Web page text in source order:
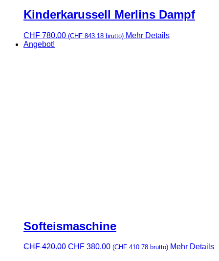
Kinderkarussell Merlins Dampf
CHF 780.00 (CHF 843.18 brutto) Mehr Details
Angebot!
Softeismaschine
CHF420.00 Ursprünglicher
CHF 380.00Aktueller
(CHF 410.78 brutto) Mehr Details